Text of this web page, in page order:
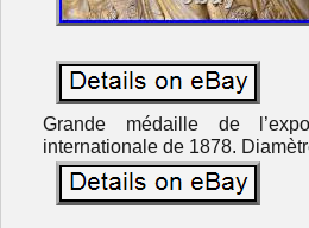
Grande médaille de
internationale de 1878.